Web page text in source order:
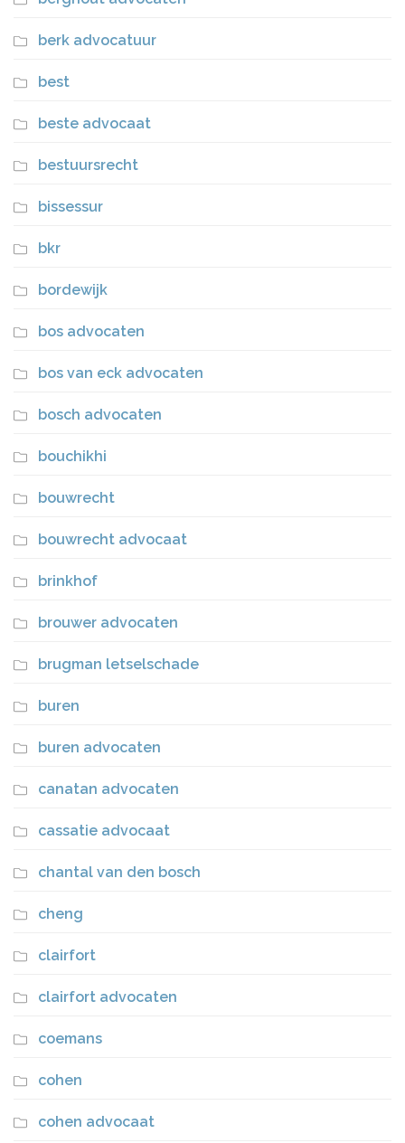
berk advocatuur
best
beste advocaat
bestuursrecht
bissessur
bkr
bordewijk
bos advocaten
bos van eck advocaten
bosch advocaten
bouchikhi
bouwrecht
bouwrecht advocaat
brinkhof
brouwer advocaten
brugman letselschade
buren
buren advocaten
canatan advocaten
cassatie advocaat
chantal van den bosch
cheng
clairfort
clairfort advocaten
coemans
cohen
cohen advocaat